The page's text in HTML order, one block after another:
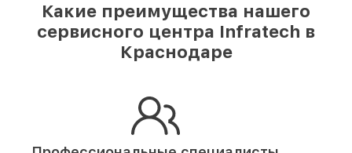
Какие преимущества нашего
сервисного центра Infratech в
Краснодаре